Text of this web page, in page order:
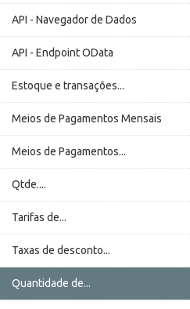
API - Navegador de Dados
API - Endpoint OData
Estoque e transações...
Meios de Pagamentos Mensais
Meios de Pagamentos...
Qtde....
Tarifas de...
Taxas de desconto...
Quantidade de...